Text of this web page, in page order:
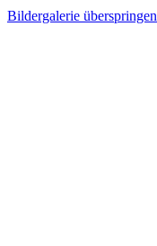
Bildergalerie überspringen